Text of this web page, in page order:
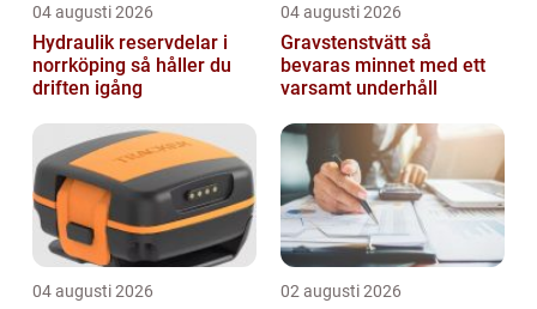
04 augusti 2026
Hydraulik reservdelar i
norrköping så håller du
driften igång
04 augusti 2026
Gravstenstvätt så
bevaras minnet med ett
varsamt underhåll
04 augusti 2026 02 augusti 2026